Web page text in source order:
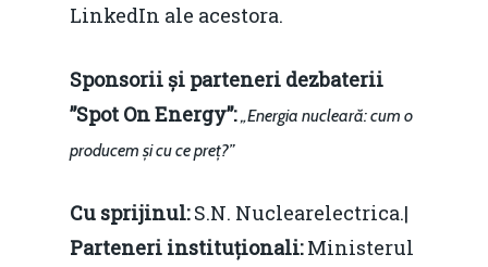
LinkedIn ale acestora.
Sponsorii și parteneri dezbaterii
”Spot On Energy”:„Energia nucleară: cum o
producem și cu ce preț?”
Cu sprijinul:S.N. Nuclearelectrica.|
Parteneri instituționali:Ministerul